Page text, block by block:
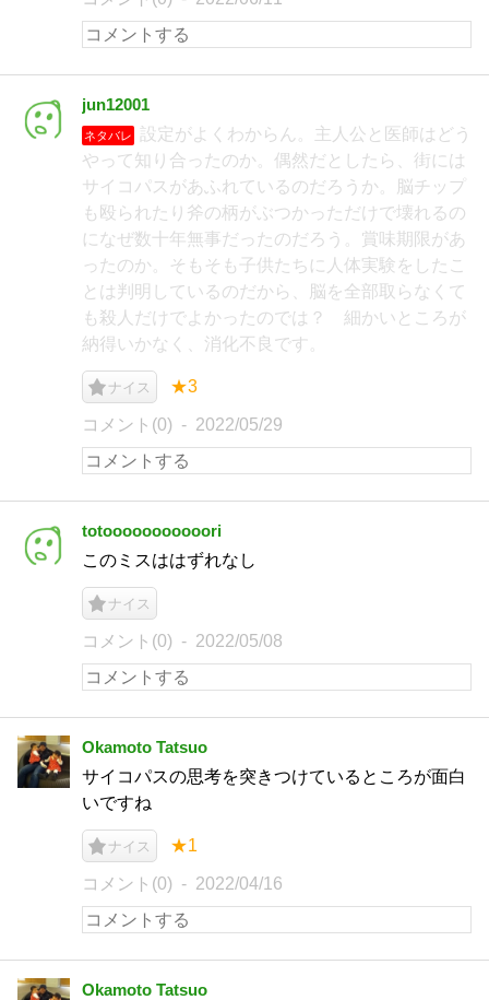
jun12001
ネタバレ
設定がよくわからん。主人公と医師はどう
やって知り合ったのか。偶然だとしたら、街には
サイコパスがあふれているのだろうか。脳チップ
も殴られたり斧の柄がぶつかっただけで壊れるの
になぜ数十年無事だったのだろう。賞味期限があ
ったのか。そもそも子供たちに人体実験をしたこ
とは判明しているのだから、脳を全部取らなくて
も殺人だけでよかったのでは？ 細かいところが
納得いかなく、消化不良です。
ナイス ★3
コメント(0) 2022/05/29
totooooooooooori
このミスははずれなし
ナイス
コメント(0) 2022/05/08
Okamoto Tatsuo
サイコパスの思考を突きつけているところが面白
いですね
ナイス ★1
コメント(0) 2022/04/16
Okamoto Tatsuo